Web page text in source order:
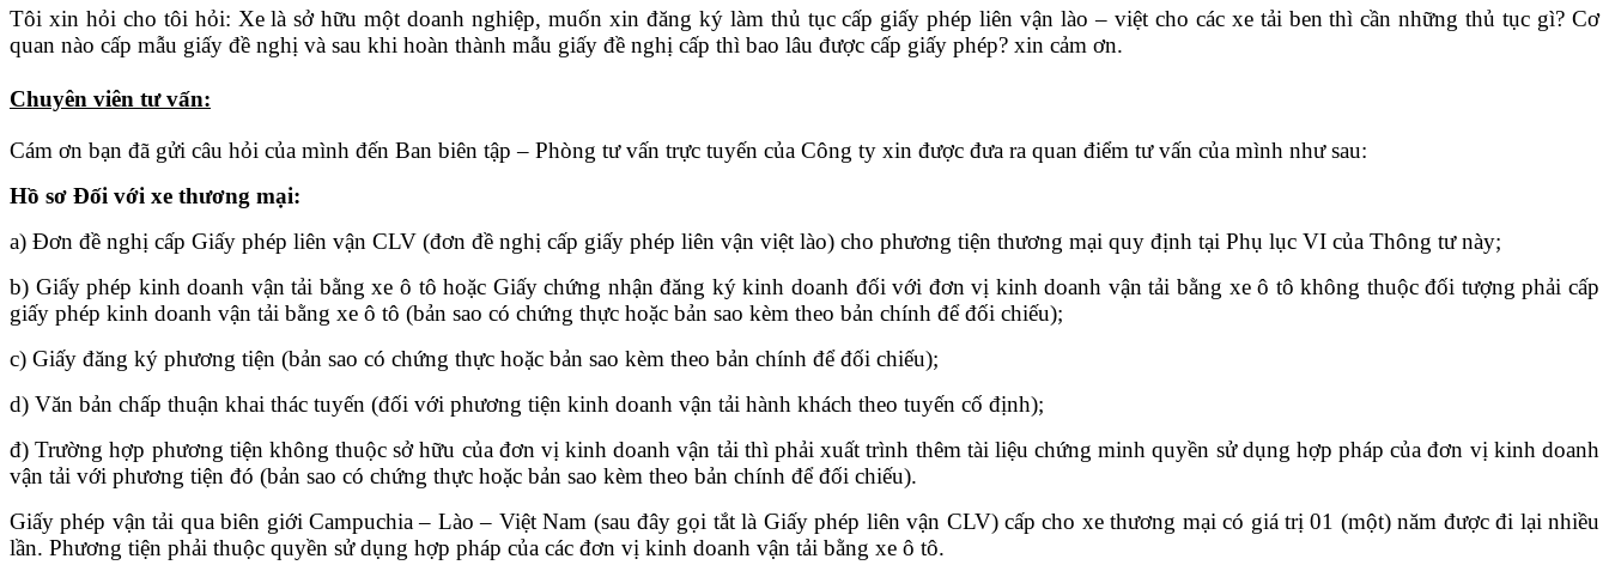
Tôi xin hỏi cho tôi hỏi: Xe là sở hữu một doanh nghiệp, muốn xin đăng ký làm thủ tục cấp giấy phép liên vận lào – việt cho các xe tải ben thì cần những thủ tục gì? Cơ
quan nào cấp mẫu giấy đề nghị và sau khi hoàn thành mẫu giấy đề nghị cấp thì bao lâu được cấp giấy phép? xin cảm ơn.
Chuyên viên tư vấn:
Cám ơn bạn đã gửi câu hỏi của mình đến Ban biên tập – Phòng tư vấn trực tuyến của Công ty xin được đưa ra quan điểm tư vấn của mình như sau:
Hồ sơ Đối với xe thương mại:
a) Đơn đề nghị cấp Giấy phép liên vận CLV (đơn đề nghị cấp giấy phép liên vận việt lào) cho phương tiện thương mại quy định tại Phụ lục VI của Thông tư này;
b) Giấy phép kinh doanh vận tải bằng xe ô tô hoặc Giấy chứng nhận đăng ký kinh doanh đối với đơn vị kinh doanh vận tải bằng xe ô tô không thuộc đối tượng phải cấp
giấy phép kinh doanh vận tải bằng xe ô tô (bản sao có chứng thực hoặc bản sao kèm theo bản chính để đối chiếu);
c) Giấy đăng ký phương tiện (bản sao có chứng thực hoặc bản sao kèm theo bản chính để đối chiếu);
d) Văn bản chấp thuận khai thác tuyến (đối với phương tiện kinh doanh vận tải hành khách theo tuyến cố định);
đ) Trường hợp phương tiện không thuộc sở hữu của đơn vị kinh doanh vận tải thì phải xuất trình thêm tài liệu chứng minh quyền sử dụng hợp pháp của đơn vị kinh doanh
vận tải với phương tiện đó (bản sao có chứng thực hoặc bản sao kèm theo bản chính để đối chiếu).
Giấy phép vận tải qua biên giới Campuchia – Lào – Việt Nam (sau đây gọi tắt là Giấy phép liên vận CLV) cấp cho xe thương mại có giá trị 01 (một) năm được đi lại nhiều
lần. Phương tiện phải thuộc quyền sử dụng hợp pháp của các đơn vị kinh doanh vận tải bằng xe ô tô.